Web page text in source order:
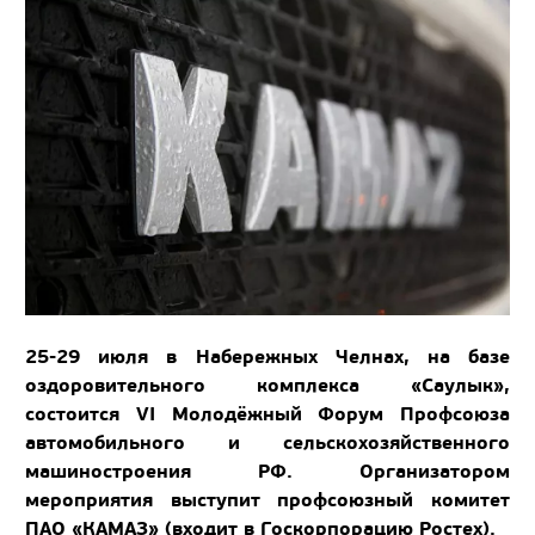
25-29 июля в Набережных Челнах, на базе
оздоровительного комплекса «Саулык»,
состоится VI Молодёжный Форум Профсоюза
автомобильного и сельскохозяйственного
машиностроения РФ. Организатором
мероприятия выступит профсоюзный комитет
ПАО «КАМАЗ» (входит в Госкорпорацию Ростех).